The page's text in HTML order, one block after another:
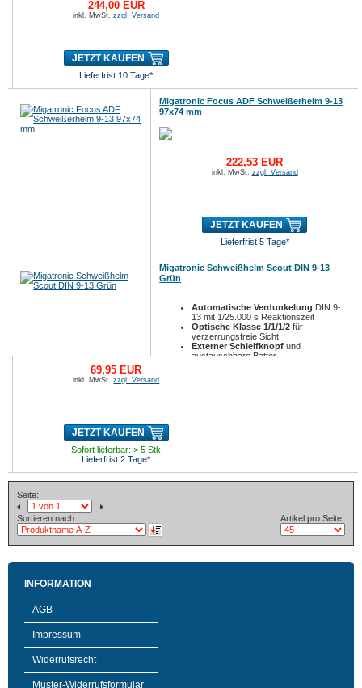
244,00 EUR
inkl. MwSt.zzgl. Versand
JETZT KAUFEN
Lieferfrist 10 Tage*
Migatronic Focus ADF Schweißerhelm 9-13
97x74 mm
222,53 EUR
inkl. MwSt. zzgl. Versand
JETZT KAUFEN
Lieferfrist 5 Tage*
Migatronic Schweißhelm Scout DIN 9-13
Grün
Automatische Verdunkelung DIN 9-
13 mit 1/25.000 s Reaktionszeit
Optische Klasse 1/1/1/2 für
verzerrungsfreie Sicht
Externer Schleifknopf und
austauschbare Batter...
69,95 EUR
inkl. MwSt.zzgl. Versand
JETZT KAUFEN
Sofort lieferbar: > 5 Stk
Lieferfrist 2 Tage*
Seite:
Sortieren nach: Artikel pro Seite:
INFORMATION
AGB
Impressum
Widerrufsrecht
Muster-Widerrufsformular